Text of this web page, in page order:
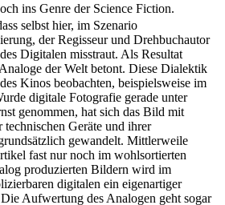
ins Genre der Science Fiction.
selbst hier, im Szenario
der Regisseur und Drehbuchautor
Digitalen misstraut. Als Resultat
der Welt betont. Diese Dialektik
Kinos beobachten, beispielsweise im
digitale Fotografie gerade unter
genommen, hat sich das Bild mit
technischen Geräte und ihrer
gewandelt. Mittlerweile
fast nur noch im wohlsortierten
produzierten Bildern wird im
digitalen ein eigenartiger
Aufwertung des Analogen geht sogar